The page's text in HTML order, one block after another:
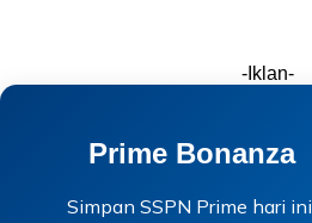
-Iklan-
Prime Bonanza
Simpan SSPN Prime hari ini.